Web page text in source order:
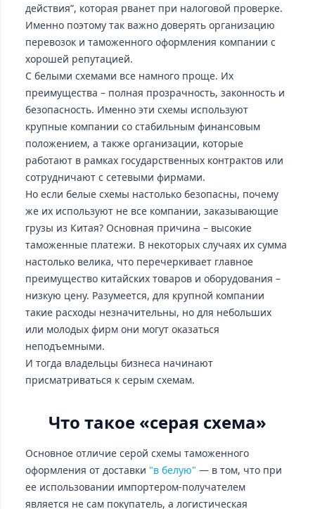
действия”, которая рванет при налоговой проверке.
Именно поэтому так важно доверять организацию
перевозок и таможенного оформления компании с
хорошей репутацией.
С белыми схемами все намного проще. Их
преимущества – полная прозрачность, законность и
безопасность. Именно эти схемы используют
крупные компании со стабильным финансовым
положением, а также организации, которые
работают в рамках государственных контрактов или
сотрудничают с сетевыми фирмами.
Но если белые схемы настолько безопасны, почему
же их используют не все компании, заказывающие
грузы из Китая? Основная причина – высокие
таможенные платежи. В некоторых случаях их сумма
настолько велика, что перечеркивает главное
преимущество китайских товаров и оборудования –
низкую цену. Разумеется, для крупной компании
такие расходы незначительны, но для небольших
или молодых фирм они могут оказаться
неподъемными.
И тогда владельцы бизнеса начинают
присматриваться к серым схемам.
Что такое «серая схема»
Основное отличие серой схемы таможенного
оформления от доставки "в белую" — в том, что при
ее использовании импортером-получателем
является не сам покупатель, а логистическая